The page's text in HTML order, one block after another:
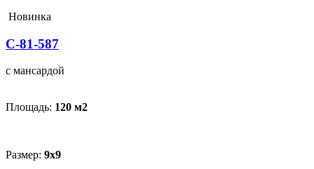
Новинка
С-81-587
с мансардой
Площадь: 120 м2
Размер: 9х9